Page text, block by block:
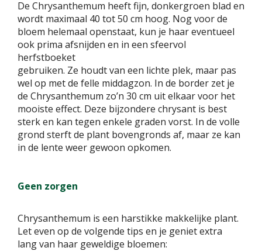
De Chrysanthemum heeft fijn, donkergroen blad en
wordt maximaal 40 tot 50 cm hoog. Nog voor de
bloem helemaal openstaat, kun je haar eventueel
ook prima afsnijden en in een sfeervol
herfstboeket
gebruiken. Ze houdt van een lichte plek, maar pas
wel op met de felle middagzon. In de border zet je
de Chrysanthemum zo’n 30 cm uit elkaar voor het
mooiste effect. Deze bijzondere chrysant is best
sterk en kan tegen enkele graden vorst. In de volle
grond sterft de plant bovengronds af, maar ze kan
in de lente weer gewoon opkomen.
Geen zorgen
Chrysanthemum is een harstikke makkelijke plant.
Let even op de volgende tips en je geniet extra
lang van haar geweldige bloemen: